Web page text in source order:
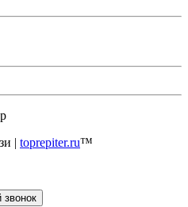
| toprepiter.ru™